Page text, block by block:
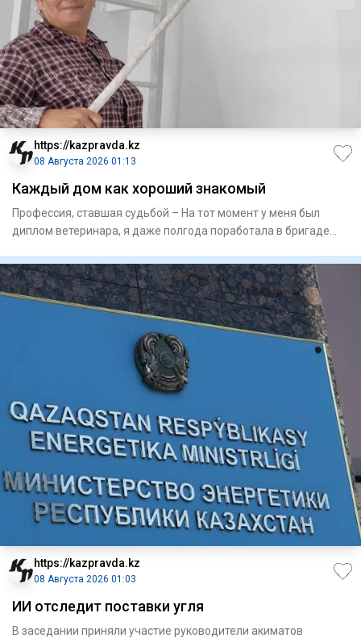
https://kazpravda.kz
08 Августа 2026 01:13
Каждый дом как хороший знакомый
Профессия, ставшая судьбой – На тот момент у меня был
диплом­ ветеринара, я даже полгода поработала в бригаде
https://kazpravda.kz
08 Августа 2026 01:03
ИИ отследит поставки угля
В заседании приняли участие руководители акиматов